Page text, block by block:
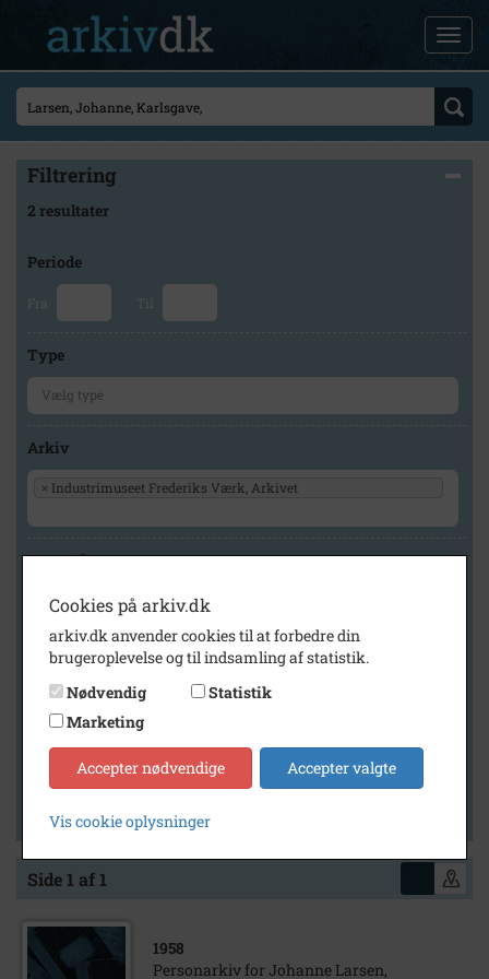
Filtrering
2 resultater
Periode
Fra Til
Type
Arkiv
× Industrimuseet Frederiks Værk, Arkivet
Geografi
Generelt
Vis kun med billeder
Vis kun med filmklip
Vis kun med lydklip
Vis kun med kilder
Vis kun med geo-tag
Side 1 af 1
1958
Personarkiv for Johanne Larsen,
Cookies på arkiv.dk
arkiv.dk anvender cookies til at forbedre din
brugeroplevelse og til indsamling af statistik.
Nødvendig
Statistik
Marketing
Accepter nødvendige Accepter valgte
Vis cookie oplysninger